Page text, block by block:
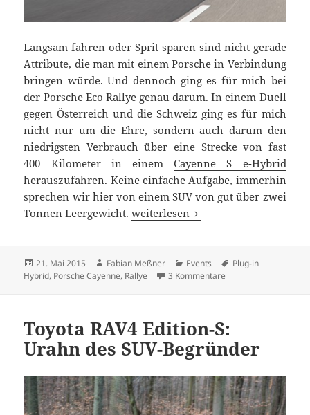
Langsam fahren oder Sprit sparen sind nicht gerade
Attribute, die man mit einem Porsche in Verbindung
bringen würde. Und dennoch ging es für mich bei
der Porsche Eco Rallye genau darum. In einem Duell
gegen Österreich und die Schweiz ging es für mich
nicht nur um die Ehre, sondern auch darum den
niedrigsten Verbrauch über eine Strecke von fast
400 Kilometer in einemCayenne S e-Hybrid
herauszufahren. Keine einfache Aufgabe, immerhin
sprechen wir hier von einem SUV von gut über zwei
Tonnen Leergewicht.Porsche Eco Rallye: Sparsam auf
weiterlesen
Veröffentlicht
am
21. Mai 2015 Autor
Fabian Meßner Kategorien
Events Schlagwörter
Plug-in
Hybrid, Porsche Cayenne, Rallye 3 Kommentare
Toyota RAV4 Edition-S:
Urahn des SUV-Begründer